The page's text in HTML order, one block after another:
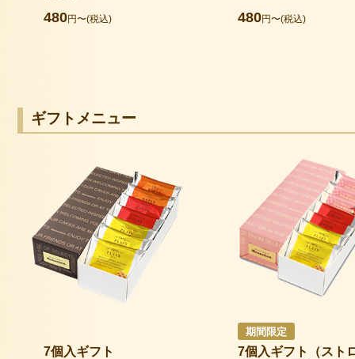
480円〜(税込) 480円〜(税込)
ギフトメニュー
7個入ギフト
期間限定
7個入ギフト（スト